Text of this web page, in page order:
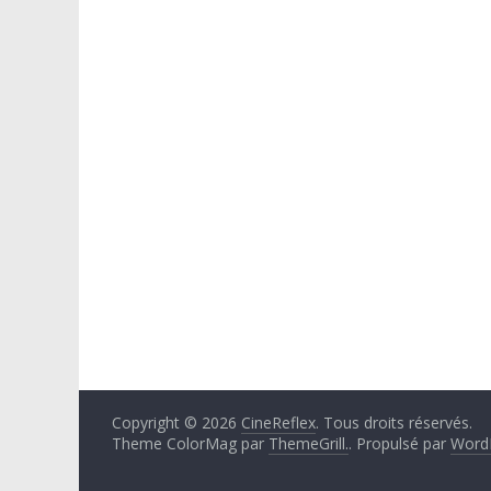
Copyright © 2026 CineReflex. Tous droits réservés.
Theme ColorMag par ThemeGrill.. Propulsé par